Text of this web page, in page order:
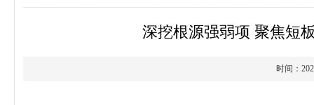
深挖根源强弱项 聚焦短
时间：